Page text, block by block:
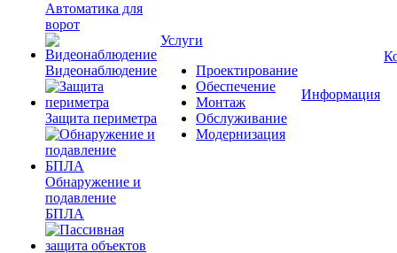
Автоматика для
ворот
Видеонаблюдение
Защита периметра
Обнаружение и
подавление
БПЛА
Услуги
Проектирование
Обеспечение
Монтаж
Обслуживание
Модернизация
Информация